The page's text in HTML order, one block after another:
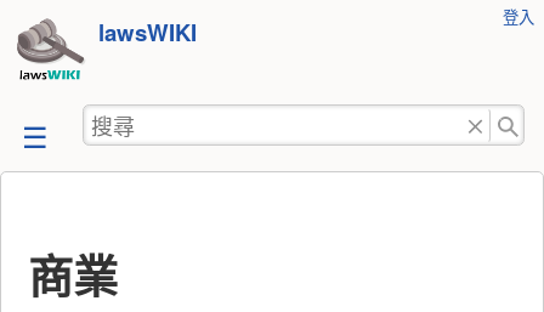
跳
至
容
lawsWIKI
工
登入
搜
尋
商業